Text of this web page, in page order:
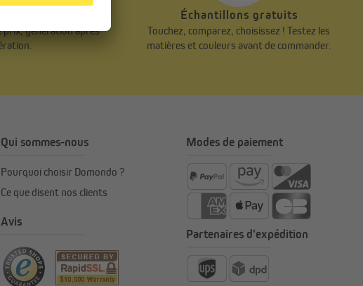
depuis 1878
prix, génération après
Échantillons gratuits
Touchez, comparez, choisissez ! Testez les
matières et couleurs avant de commander.
Qui sommes-nous
Pourquoi choisir Domondo ?
Ce que disent nos clients
Avis
Modes de paiement
Partenaires d'expédition